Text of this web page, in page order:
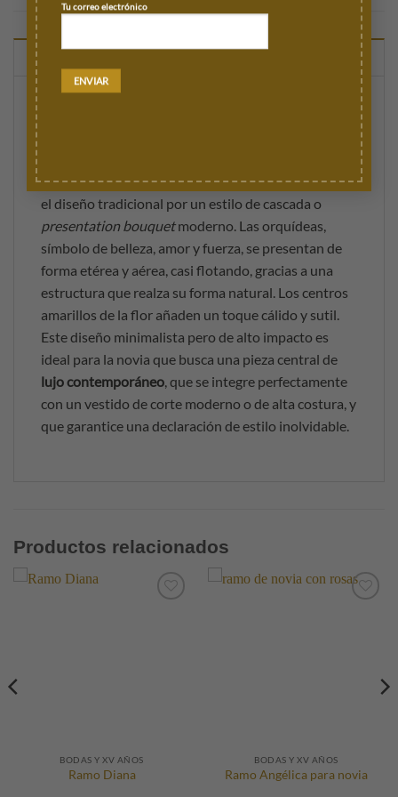
Tu correo electrónico
DESCRIPCIÓN
Phalaenopsis blancas, esta composición abandona
el diseño tradicional por un estilo de cascada o
presentation bouquetmoderno. Las orquídeas,
símbolo de belleza, amor y fuerza, se presentan de
forma etérea y aérea, casi flotando, gracias a una
estructura que realza su forma natural. Los centros
amarillos de la flor añaden un toque cálido y sutil.
Este diseño minimalista pero de alto impacto es
ideal para la novia que busca una pieza central de
lujo contemporáneo , que se integre perfectamente
con un vestido de corte moderno o de alta costura, y
que garantice una declaración de estilo inolvidable.
Productos relacionados
BODAS Y XV AÑOS
Ramo Diana
BODAS Y XV AÑOS
Ramo Angélica para novia